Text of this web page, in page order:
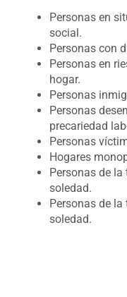
Personas en
social.
Personas con
Personas en
hogar.
Personas
Personas
precariedad
Personas
Hogares
Personas de la
soledad.
Personas de la
soledad.